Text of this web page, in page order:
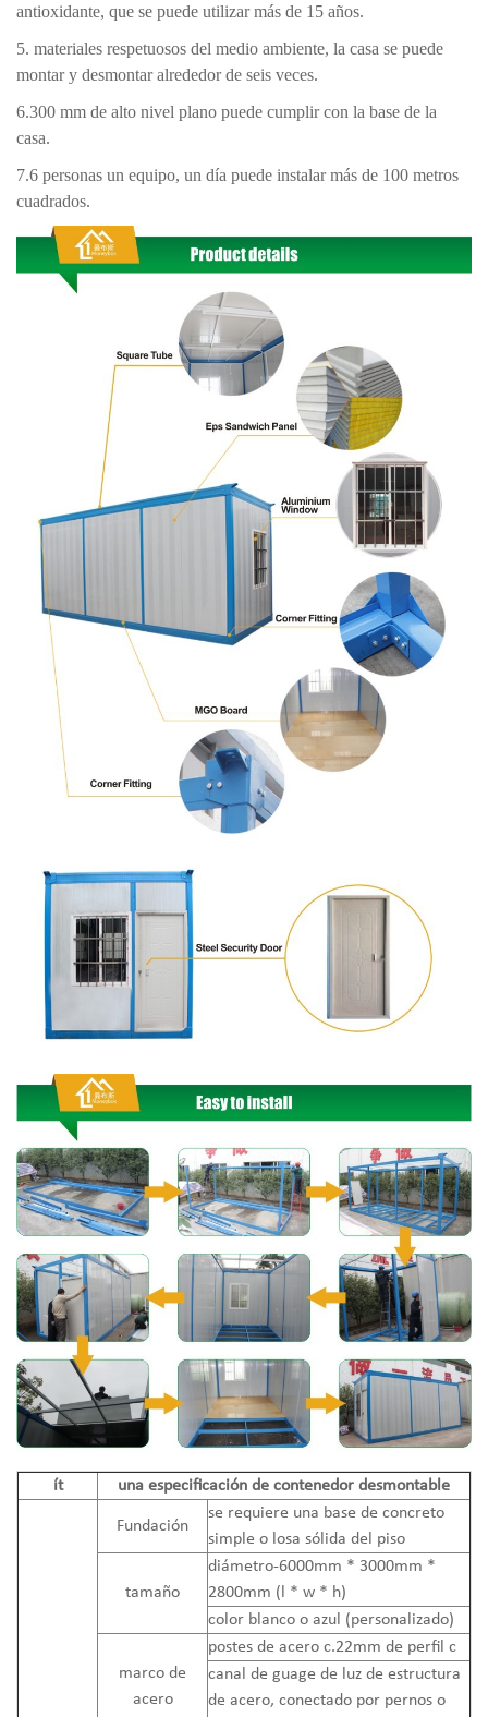
antioxidante, que se puede utilizar más de 15 años.
5. materiales respetuosos del medio ambiente, la casa se puede
montar y desmontar alrededor de seis veces.
6.300 mm de alto nivel plano puede cumplir con la base de la
casa.
7.6 personas un equipo, un día puede instalar más de 100 metros
cuadrados.
ít una especificación de contenedor desmontable
Fundación
se requiere una base de concreto
simple o losa sólida del piso
tamaño
diámetro-6000mm * 3000mm *
2800mm (l * w * h)
color blanco o azul (personalizado)
marco de
acero
postes de acero c.22mm de perfil c
canal de guage de luz de estructura
de acero, conectado por pernos o